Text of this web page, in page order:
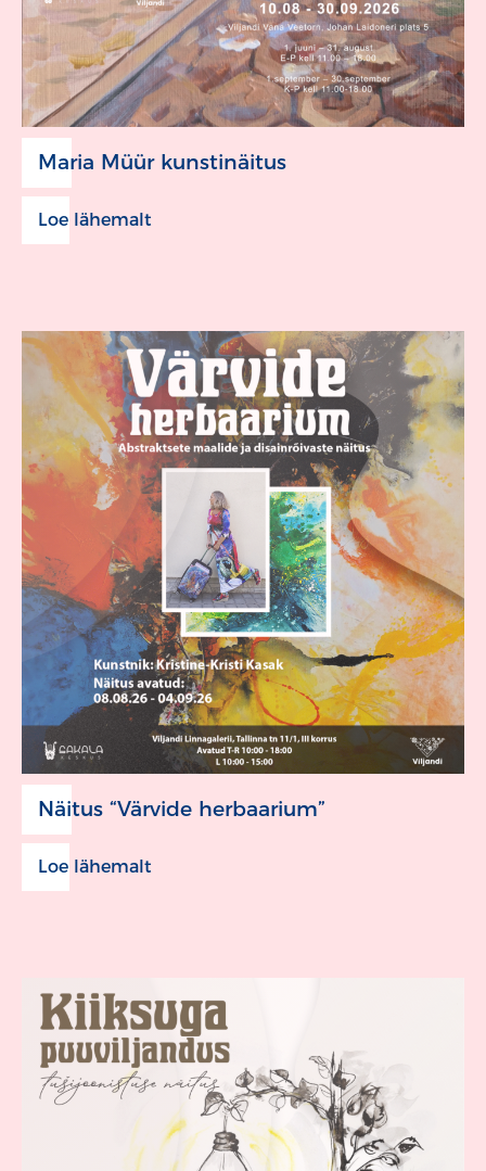
Maria Müür kunstinäitus
Loe lähemalt
Näitus “Värvide herbaarium”
Loe lähemalt